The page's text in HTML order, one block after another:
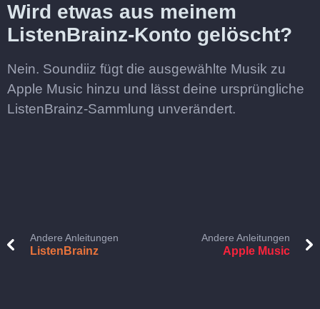
Wird etwas aus meinem
ListenBrainz-Konto gelöscht?
Nein. Soundiiz fügt die ausgewählte Musik zu
Apple Music hinzu und lässt deine ursprüngliche
ListenBrainz-Sammlung unverändert.
Andere Anleitungen
ListenBrainz
Andere Anleitungen
Apple Music